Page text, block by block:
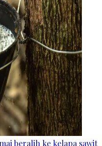
beralih ke kelapa sawit